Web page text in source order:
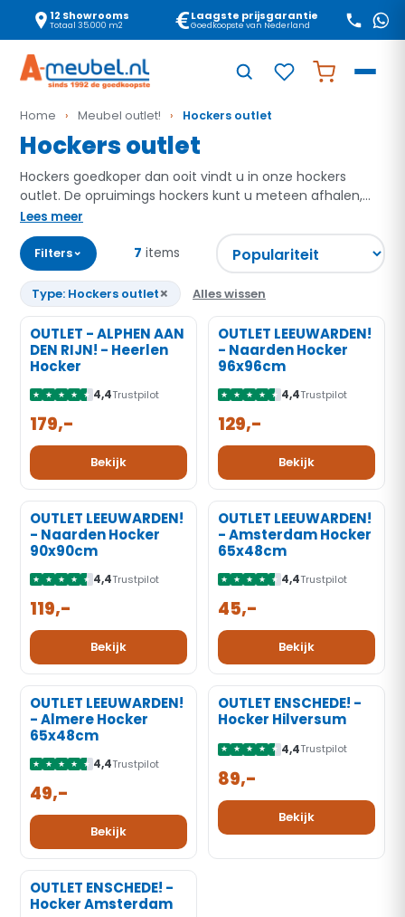
12 Showrooms
Totaal 35.000 m2
Laagste prijsgarantie
Goedkoopste van Nederland
Home › Meubel outlet! › Hockers outlet
Hockers outlet
Hockers goedkoper dan ooit vindt u in onze hockers
outlet. De opruimings hockers kunt u meteen afhalen,
dus heeft u ze binnen een week in huis.
Lees meer
Filters⌄ 7 items
Type: Hockers outlet× Alles wissen
‹ ›
-20%
OUTLET - ALPHEN AAN
DEN RIJN! - Heerlen
Hocker
★ ★ ★ ★ ★ 4,4Trustpilot
179,-
Bekijk
‹ ›
-70%
OUTLET LEEUWARDEN!
- Naarden Hocker
96x96cm
★ ★ ★ ★ ★ 4,4Trustpilot
129,-
Bekijk
‹ ›
-70%
OUTLET LEEUWARDEN!
- Naarden Hocker
90x90cm
★ ★ ★ ★ ★ 4,4Trustpilot
119,-
Bekijk
‹ ›
-70%
OUTLET LEEUWARDEN!
- Amsterdam Hocker
65x48cm
★ ★ ★ ★ ★ 4,4Trustpilot
45,-
Bekijk
‹ ›
-70%
OUTLET LEEUWARDEN!
- Almere Hocker
65x48cm
★ ★ ★ ★ ★ 4,4Trustpilot
49,-
Bekijk
‹ ›
-60%
OUTLET ENSCHEDE! -
Hocker Hilversum
★ ★ ★ ★ ★ 4,4Trustpilot
89,-
Bekijk
‹ ›
-70%
OUTLET ENSCHEDE! -
Hocker Amsterdam